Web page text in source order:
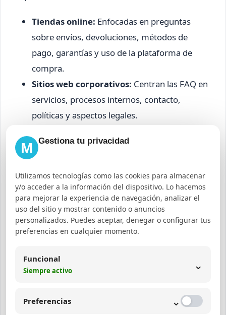
Tiendas online: Enfocadas en preguntas
sobre envíos, devoluciones, métodos de
pago, garantías y uso de la plataforma de
compra.
Sitios web corporativos: Centran las FAQ en
servicios, procesos internos, contacto,
políticas y aspectos legales.
faciliten el marcado FAQ Schema y permitan
actualizar fácilmente las preguntas, como
Yoast SEO o Rank Math.
Cómo posicionar una página
FAQ mediante SEO
semántico y experiencia de
usuario
Para posicionar efectivamente una página FAQ es
M Gestiona tu privacidad
Utilizamos tecnologías como las cookies para almacenar
y/o acceder a la información del dispositivo. Lo hacemos
para mejorar la experiencia de navegación, analizar el
uso del sitio y mostrar contenido o anuncios
personalizados. Puedes aceptar, denegar o configurar tus
preferencias en cualquier momento.
Funcional
Siempre activo ⌄
Preferencias ⌄